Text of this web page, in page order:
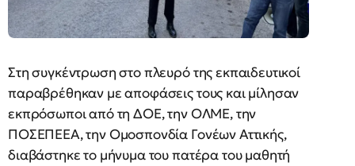
Στη συγκέντρωση στο πλευρό της εκπαιδευτικοί
παραβρέθηκαν με αποφάσεις τους και μίλησαν
εκπρόσωποι από τη ΔΟΕ, την ΟΛΜΕ, την
ΠΟΣΕΠΕΕΑ, την Ομοσπονδία Γονέων Αττικής,
διαβάστηκε το μήνυμα του πατέρα του μαθητή